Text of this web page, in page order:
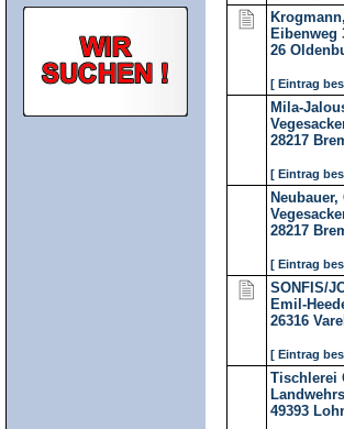
Eibenweg
26
[ Eintrag
Mila-
28217
[ Eintrag
Neubauer,
28217
[ Eintrag
SONFIS/
Emil-
26316 Varel
[ Eintrag
Tischlerei
49393